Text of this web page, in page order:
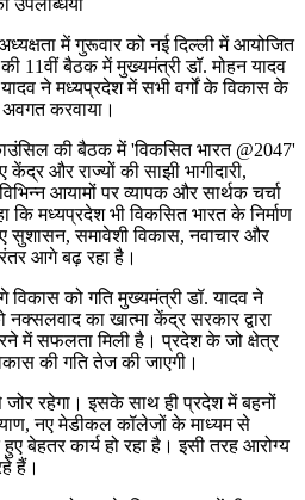
में गुरूवार को नई दिल्ली में आयोजित
11वीं बैठक में मुख्यमंत्री डॉ. मोहन यादव
ने मध्यप्रदेश में सभी वर्गों के विकास के
करवाया।
की बैठक में 'विकसित भारत @2047'
और राज्यों की साझी भागीदारी,
आयामों पर व्यापक और सार्थक चर्चा
कि मध्यप्रदेश भी विकसित भारत के निर्माण
सुशासन, समावेशी विकास, नवाचार और
आगे बढ़ रहा है।
को गति मुख्यमंत्री डॉ. यादव ने
का खात्मा केंद्र सरकार द्वारा
में सफलता मिली है। प्रदेश के जो क्षेत्र
की गति तेज की जाएगी।
रहेगा। इसके साथ ही प्रदेश में बहनों
नए मेडीकल कॉलेजों के माध्यम से
हुए बेहतर कार्य हो रहा है। इसी तरह आरोग्य
हैं।